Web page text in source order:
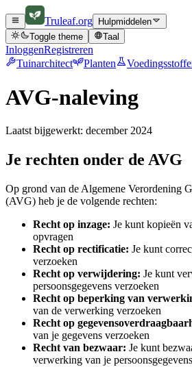
Truleaf.org
Hulpmiddelen
Toggle theme
Taal
InloggenRegistreren
Tuinarchitect
Planten
AVG-naleving
Laatst bijgewerkt: december 2024
Je rechten onder de AVG
Op grond van de Algemene Verordening
(AVG) heb je de volgende rechten:
Recht op inzage: Je kunt kopieën
opvragen
Recht op rectificatie: Je kunt
verzoeken
Recht op verwijdering: Je kunt
persoonsgegevens verzoeken
Recht op beperking van
van de verwerking verzoeken
Recht op
van je gegevens verzoeken
Recht van bezwaar: Je kunt
verwerking van je persoonsgegevens